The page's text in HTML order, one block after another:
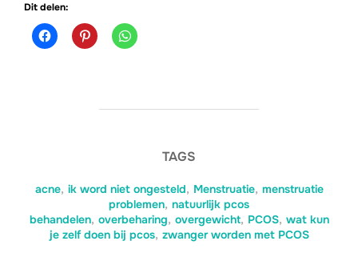
Dit delen:
TAGS
acne, ik word niet ongesteld, Menstruatie, menstruatie
problemen, natuurlijk pcos
behandelen, overbeharing, overgewicht, PCOS, wat kun
je zelf doen bij pcos, zwanger worden met PCOS